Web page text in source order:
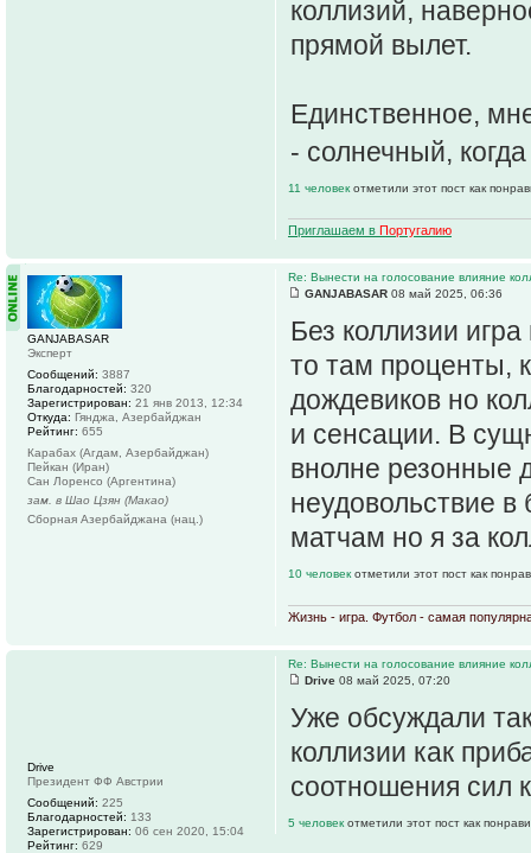
коллизий,
прямой вылет.
Единственное,
- солнечный,
11 человек отметили этот пост как
Приглашаем в Португалию
Re: Вынести на голосование влияние
GANJABASAR 08 май 2025, 06:36
Без коллизии
то там проценты,
дождевиков но
и сенсации. В
внолне резонные
неудовольствие
матчам но я за
10 человекотметили этот пост как
Жизнь - игра. Футбол - самая
GANJABASAR
Эксперт
Сообщений: 3887
Благодарностей: 320
Зарегистрирован: 21 янв 2013, 12:34
Откуда: Гянджа, Азербайджан
Рейтинг: 655
Карабах (Агдам, Азербайджан)
Пейкан (Иран)
Сан Лоренсо (Аргентина)
зам. в Шао Цзян (Макао)
Сборная Азербайджана (нац.)
Re: Вынести на голосование влияние
Drive 08 май 2025, 07:20
Уже обсуждали
коллизии как
соотношения сил
5 человек отметили этот пост как
Drive
Президент ФФ Австрии
Сообщений: 225
Благодарностей: 133
Зарегистрирован: 06 сен 2020, 15:04
Рейтинг: 629